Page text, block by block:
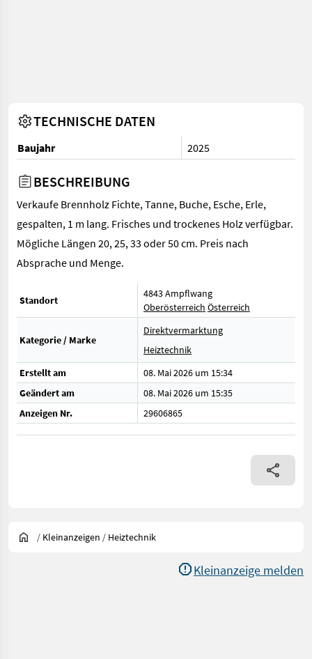
TECHNISCHE DATEN
Baujahr 2025
BESCHREIBUNG
Verkaufe Brennholz Fichte, Tanne, Buche, Esche, Erle,
gespalten, 1 m lang. Frisches und trockenes Holz verfügbar.
Mögliche Längen 20, 25, 33 oder 50 cm. Preis nach
Absprache und Menge.
Standort
4843 Ampflwang
Oberösterreich Österreich
Kategorie / Marke
Direktvermarktung
Heiztechnik
Erstellt am
08. Mai 2026 um 15:34
Geändert am
08. Mai 2026 um 15:35
Anzeigen Nr.
29606865
/ Kleinanzeigen / Heiztechnik
Kleinanzeige melden